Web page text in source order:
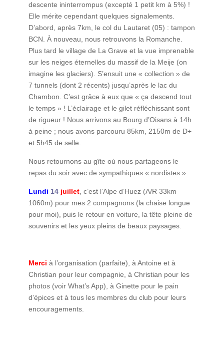
descente ininterrompus (excepté 1 petit km à 5%) !
Elle mérite cependant quelques signalements.
D’abord, après 7km, le col du Lautaret (05) : tampon
BCN. À nouveau, nous retrouvons la Romanche.
Plus tard le village de La Grave et la vue imprenable
sur les neiges éternelles du massif de la Meije (on
imagine les glaciers). S’ensuit une « collection » de
7 tunnels (dont 2 récents) jusqu’après le lac du
Chambon. C’est grâce à eux que « ça descend tout
le temps » ! L’éclairage et le gilet réfléchissant sont
de rigueur ! Nous arrivons au Bourg d’Oisans à 14h
à peine ; nous avons parcouru 85km, 2150m de D+
et 5h45 de selle.
Nous retournons au gîte où nous partageons le
repas du soir avec de sympathiques « nordistes ».
Lundi 14juillet, c’est l’Alpe d’Huez (A/R 33km
1060m) pour mes 2 compagnons (la chaise longue
pour moi), puis le retour en voiture, la tête pleine de
souvenirs et les yeux pleins de beaux paysages.
Merci à l’organisation (parfaite), à Antoine et à
Christian pour leur compagnie, à Christian pour les
photos (voir What’s App), à Ginette pour le pain
d’épices et à tous les membres du club pour leurs
encouragements.